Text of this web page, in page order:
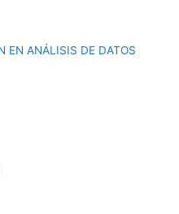
EN ANÁLISIS DE DATOS